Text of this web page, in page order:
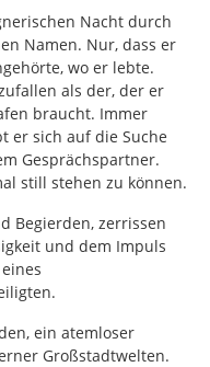
Nacht durch
Namen. Nur, dass er
wo er lebte.
als der, der er
braucht. Immer
er sich auf die Suche
Gesprächspartner.
still stehen zu können.
Begierden, zerrissen
und dem Impuls
ein atemloser
Großstadtwelten.